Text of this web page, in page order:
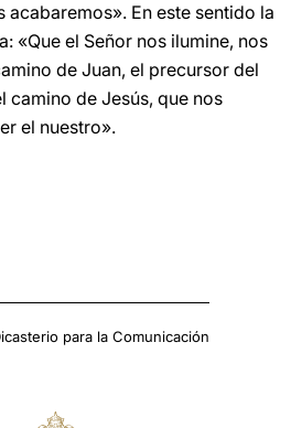
acabaremos». En este sentido la
«Que el Señor nos ilumine, nos
de Juan, el precursor del
camino de Jesús, que nos
el nuestro».
para la Comunicación